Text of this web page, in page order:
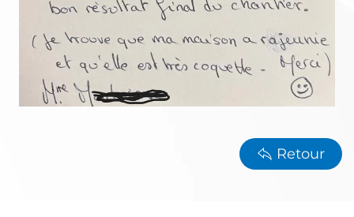
Retour